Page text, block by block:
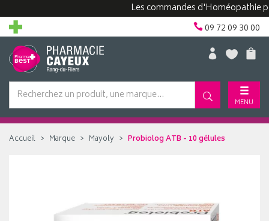
Les commandes d'Homéopathie
09 72 09 30 00
MENU
Accueil Marque Mayoly Probiolog ATB - 10 gélules